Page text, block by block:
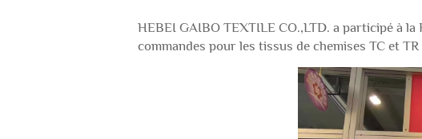
HEBEI GAIBO TEXTILE CO.,LTD. a participé à
commandes pour les tissus de chemises TC et TR